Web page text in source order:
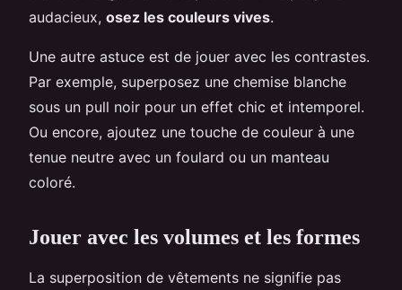
audacieux, osez les couleurs vives.
Une autre astuce est de jouer avec les contrastes.
Par exemple, superposez une chemise blanche
sous un pull noir pour un effet chic et intemporel.
Ou encore, ajoutez une touche de couleur à une
tenue neutre avec un foulard ou un manteau
coloré.
Jouer avec les volumes et les formes
La superposition de vêtements ne signifie pas